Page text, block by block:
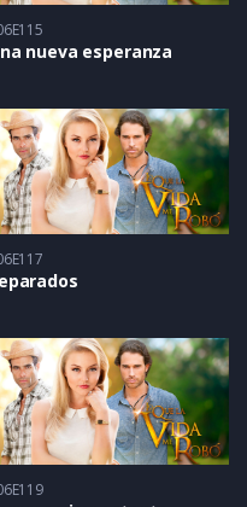
nueva esperanza